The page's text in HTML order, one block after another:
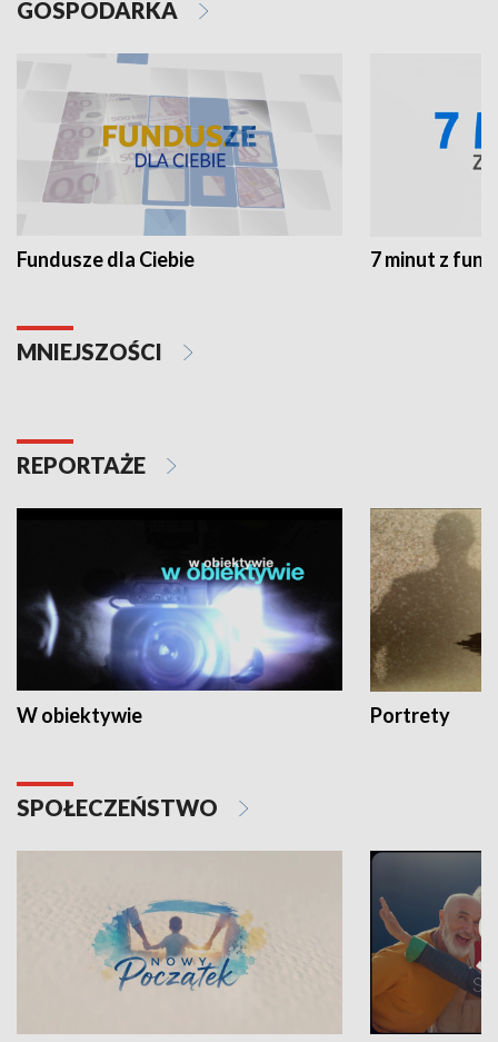
GOSPODARKA
Fundusze dla Ciebie 7 minut z
MNIEJSZOŚCI
REPORTAŻE
W obiektywie Portrety
SPOŁECZEŃSTWO